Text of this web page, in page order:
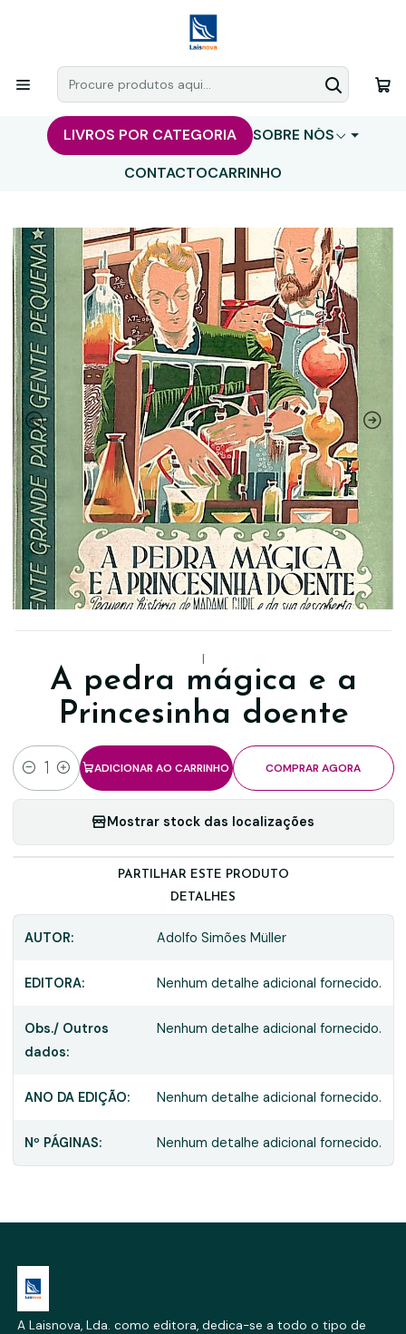
LIVROS POR CATEGORIA
SOBRE NÓS
CONTACTOCARRINHO
|
A pedra mágica e a
Princesinha doente
Quantidade
ADICIONAR AO CARRINHO COMPRAR AGORA
Mostrar stock das localizações
PARTILHAR ESTE PRODUTO
DETALHES
AUTOR: Adolfo Simões Müller
EDITORA: Nenhum detalhe adicional fornecido.
Obs./ Outros
dados:
Nenhum detalhe adicional fornecido.
ANO DA EDIÇÃO: Nenhum detalhe adicional fornecido.
Nº PÁGINAS: Nenhum detalhe adicional fornecido.
A Laisnova, Lda. como editora, dedica-se a todo o tipo de